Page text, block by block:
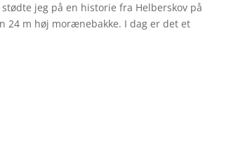
jeg på en historie fra Helberskov på
24 m høj morænebakke. I dag er det et